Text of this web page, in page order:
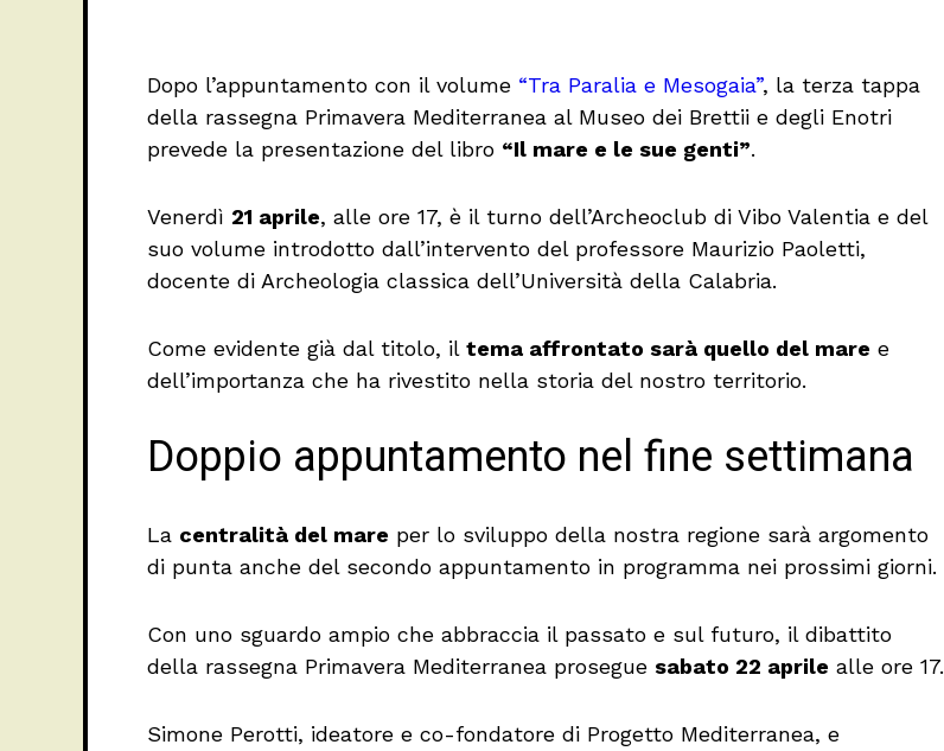
Dopo l’appuntamento con il volume “Tra Paralia e Mesogaia”, la terza tappa
della rassegna Primavera Mediterranea al Museo dei Brettii e degli Enotri
prevede la presentazione del libro “Il mare e le sue genti”.
Venerdì 21 aprile, alle ore 17, è il turno dell’Archeoclub di Vibo Valentia e del
suo volume introdotto dall’intervento del professore Maurizio Paoletti,
docente di Archeologia classica dell’Università della Calabria.
Come evidente già dal titolo, il tema affrontato sarà quello del mare e
dell’importanza che ha rivestito nella storia del nostro territorio.
Doppio appuntamento nel fine settimana
La centralità del mare per lo sviluppo della nostra regione sarà argomento
di punta anche del secondo appuntamento in programma nei prossimi giorni.
Con uno sguardo ampio che abbraccia il passato e sul futuro, il dibattito
della rassegna Primavera Mediterranea prosegue sabato 22 aprile alle ore 17.
Simone Perotti, ideatore e co-fondatore di Progetto Mediterranea, e